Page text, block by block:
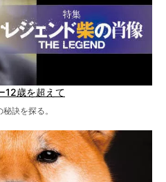
12歳を超えて
訣を探る。